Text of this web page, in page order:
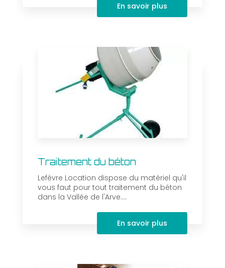
En savoir plus
Traitement du béton
Lefèvre Location dispose du matériel qu'il
vous faut pour tout traitement du béton
dans la Vallée de l'Arve....
En savoir plus